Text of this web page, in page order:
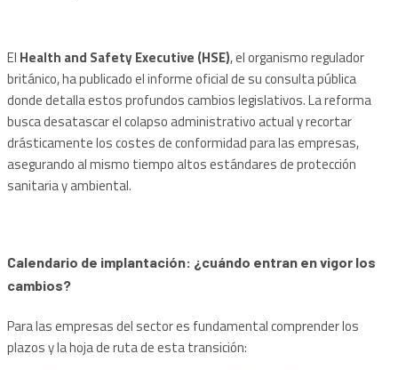
El Health and Safety Executive (HSE), el organismo regulador
británico, ha publicado el informe oficial de su consulta pública
donde detalla estos profundos cambios legislativos. La reforma
busca desatascar el colapso administrativo actual y recortar
drásticamente los costes de conformidad para las empresas,
asegurando al mismo tiempo altos estándares de protección
sanitaria y ambiental.
Calendario de implantación: ¿cuándo entran en vigor los
cambios?
Para las empresas del sector es fundamental comprender los
plazos y la hoja de ruta de esta transición: